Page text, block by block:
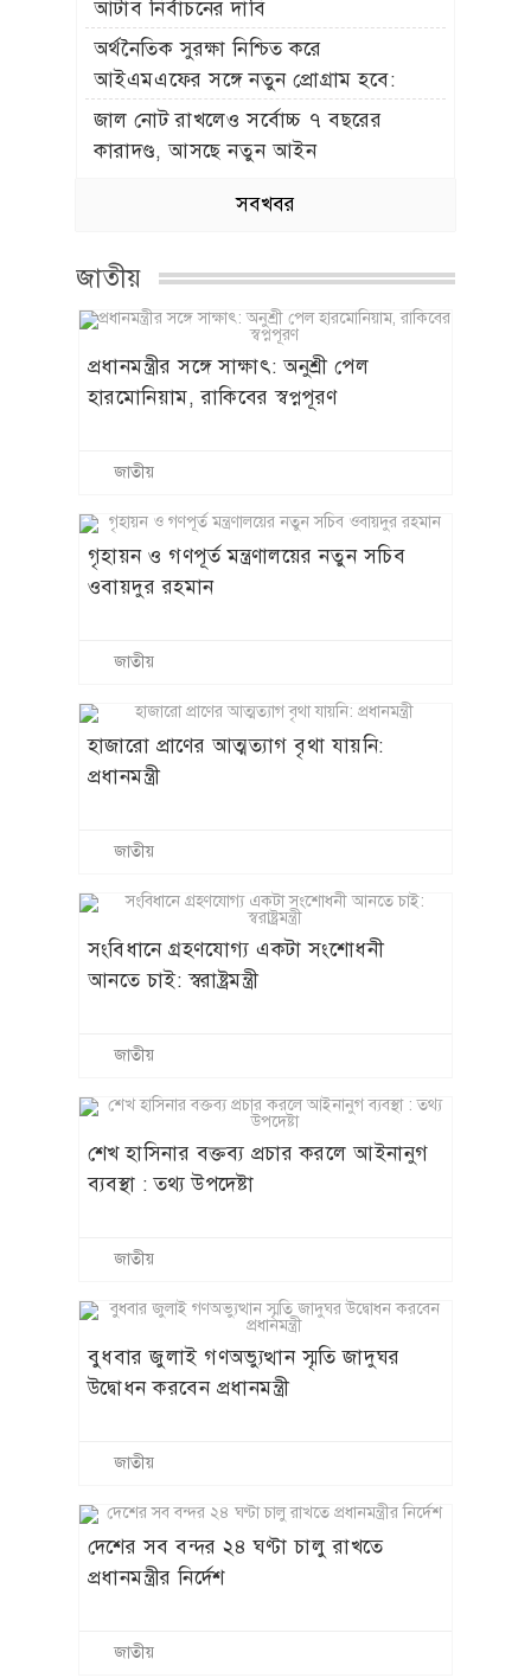
আটাব নির্বাচনের দাবি
অর্থনৈতিক সুরক্ষা নিশ্চিত করে
আইএমএফের সঙ্গে নতুন প্রোগ্রাম হবে:
অর্থমন্ত্রী
জাল নোট রাখলেও সর্বোচ্চ ৭ বছরের
কারাদণ্ড, আসছে নতুন আইন
সবখবর
জাতীয়
প্রধানমন্ত্রীর সঙ্গে সাক্ষাৎ: অনুশ্রী পেল
হারমোনিয়াম, রাকিবের স্বপ্নপূরণ
জাতীয়
গৃহায়ন ও গণপূর্ত মন্ত্রণালয়ের নতুন সচিব
ওবায়দুর রহমান
জাতীয়
হাজারো প্রাণের আত্মত্যাগ বৃথা যায়নি:
প্রধানমন্ত্রী
জাতীয়
সংবিধানে গ্রহণযোগ্য একটা সংশোধনী
আনতে চাই: স্বরাষ্ট্রমন্ত্রী
জাতীয়
শেখ হাসিনার বক্তব্য প্রচার করলে আইনানুগ
ব্যবস্থা : তথ্য উপদেষ্টা
জাতীয়
বুধবার জুলাই গণঅভ্যুত্থান স্মৃতি জাদুঘর
উদ্বোধন করবেন প্রধানমন্ত্রী
জাতীয়
দেশের সব বন্দর ২৪ ঘণ্টা চালু রাখতে
প্রধানমন্ত্রীর নির্দেশ
জাতীয়